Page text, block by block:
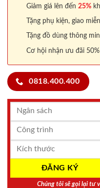
Giảm giá lên đến 25%
Tặng phụ kiện, giao
Tặng đồ dùng thông
Cơ hội nhận ưu đãi
0818.400.400
Chúng tôi sẽ gọi lại tư